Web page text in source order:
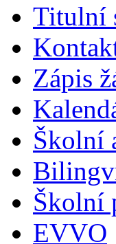
Titulní
Zápis
Školní
Školní
EVVO